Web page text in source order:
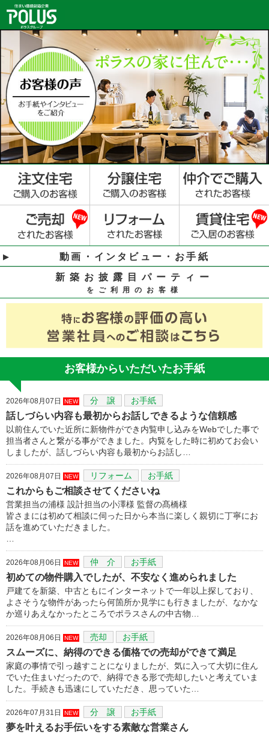
動画・インタビュー・お手紙
新築お披露目パーティー
をご利用のお客様
お客様からいただいたお手紙
2026年08月07日 NEW 分 譲 お手紙
話しづらい内容も最初からお話しできるような信頼感
以前住んでいた近所に新物件ができ内覧申し込みをWebでした事で
担当者さんと繋がる事ができました。内覧をした時に初めてお会い
しましたが、話しづらい内容も最初からお話し…
2026年08月07日 NEW リフォーム お手紙
これからもご相談させてくださいね
営業担当の浦様 設計担当の小澤様 監督の髙橋様
皆さまには初めて相談に伺った日から本当に楽しく親切に丁寧にお
話を進めていただきました。
2026年08月06日 NEW 仲 介 お手紙
初めての物件購入でしたが、不安なく進められました
戸建てを新築、中古ともにインターネットで一年以上探しており、
よさそうな物件があったら何箇所か見学にも行きましたが、なかな
か巡りあえなかったところでポラスさんの中古物…
2026年08月06日 NEW 売却 お手紙
スムーズに、納得のできる価格での売却ができて満足
家庭の事情で引っ越すことになりましたが、気に入って大切に住ん
でいた住まいだったので、納得できる形で売却したいと考えていま
した。手続きも迅速にしていただき、思っていた…
2026年07月31日 NEW 分 譲 お手紙
夢を叶えるお手伝いをする素敵な営業さん